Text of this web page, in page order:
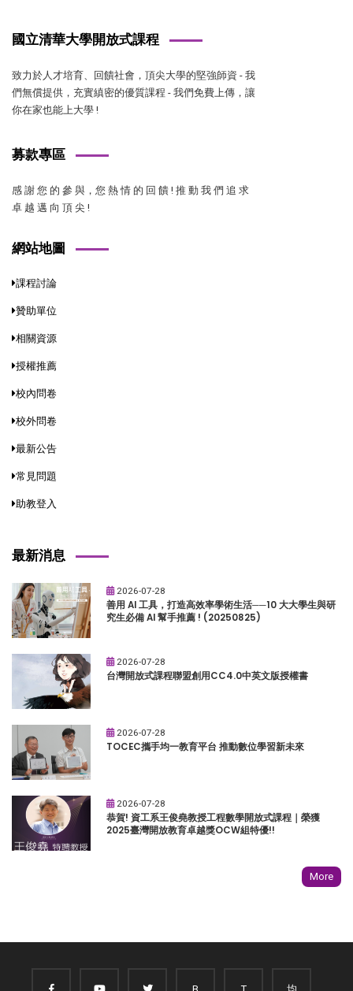
國立清華大學開放式課程
致力於人才培育、回饋社會，頂尖大學的堅強師資 - 我
們無償提供，充實縝密的優質課程 - 我們免費上傳，讓
你在家也能上大學 !
募款專區
感 謝 您 的 參 與，您 熱 情 的 回 饋 ! 推 動 我 們 追 求
卓 越 邁 向 頂 尖 !
網站地圖
課程討論
贊助單位
相關資源
授權推薦
校內問卷
校外問卷
最新公告
常見問題
助教登入
最新消息
2026-07-28
善用 AI 工具，打造高效率學術生活──10 大大學生與研
究生必備 AI 幫手推薦 ! (20250825)
2026-07-28
台灣開放式課程聯盟創用CC4.0中英文版授權書
2026-07-28
TOCEC攜手均一教育平台 推動數位學習新未來
2026-07-28
恭賀! 資工系王俊堯教授工程數學開放式課程｜榮獲
2025臺灣開放教育卓越獎OCW組特優!!
More
B T 均